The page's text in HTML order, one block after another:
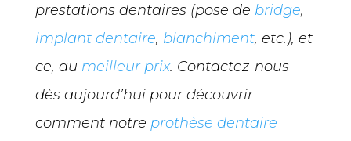
prestations dentaires (pose de bridge,
implant dentaire, blanchiment, etc.), et
ce, au meilleur prix. Contactez-nous
dès aujourd’hui pour découvrir
comment notre prothèse dentaire